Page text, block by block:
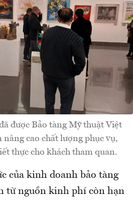
được Bảo tàng Mỹ thuật Việt
cao chất lượng phục vụ,
thực cho khách tham quan.
của kinh doanh bảo tàng
từ nguồn kinh phí còn hạn